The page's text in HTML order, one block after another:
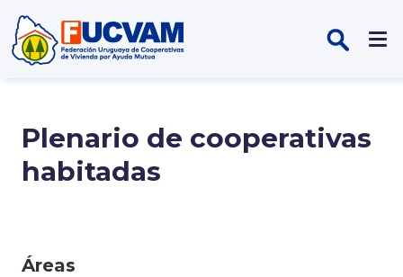
Plenario de cooperativas
habitadas
Áreas